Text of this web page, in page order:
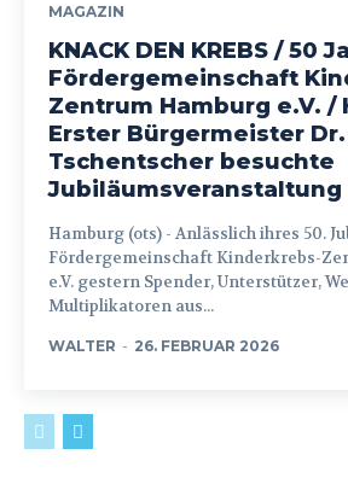
MAGAZIN
KNACK DEN KREBS / 50
Fördergemeinschaft
Zentrum Hamburg e.V. /
Erster Bürgermeister
Tschentscher besuchte
Jubiläumsveranstaltung
Hamburg (ots) - Anlässlich ihres 50. Jubiläums lud die
Fördergemeinschaft Kinderkrebs-
e.V. gestern Spender, Unterstützer,
Multiplikatoren aus...
WALTER - 26. FEBRUAR 2026